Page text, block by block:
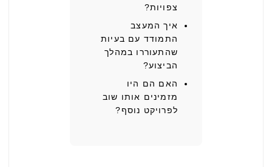
צפויות?
איך המעצב
התמודד עם בעיות
שהתעוררו במהלך
הביצוע?
האם הם היו
מזמינים אותו שוב
לפרויקט נוסף?